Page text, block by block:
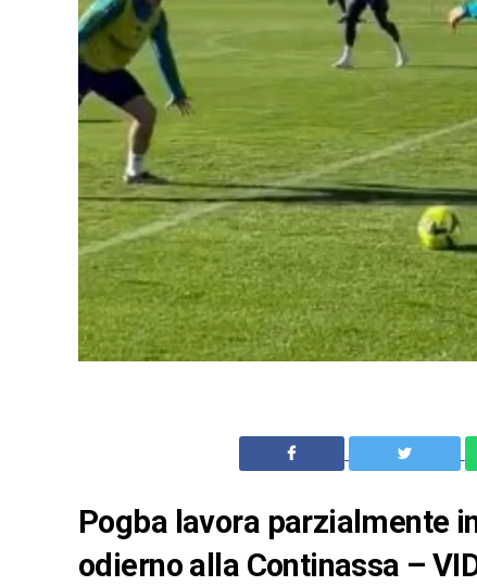
Pogba lavora parzialmente
odierno alla Continassa –